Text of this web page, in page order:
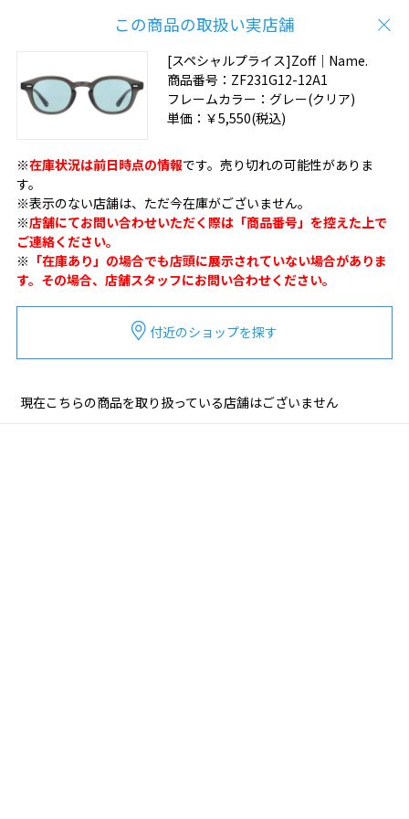
この商品の取扱い実店舗
[スペシャルプライス]Zoff｜Name.
商品番号： ZF231G12-12A1
フレームカラー： グレー(クリア)
単価： ￥5,550(税込)
※在庫状況は前日時点の情報です。売り切れの可能性がありま
す。
※表示のない店舗は、ただ今在庫がございません。
※店舗にてお問い合わせいただく際は「商品番号」を控えた上で
ご連絡ください。
※ 「在庫あり」の場合でも店頭に展示されていない場合がありま
す。その場合、店舗スタッフにお問い合わせください。
付近のショップを探す
現在こちらの商品を取り扱っている店舗はございません